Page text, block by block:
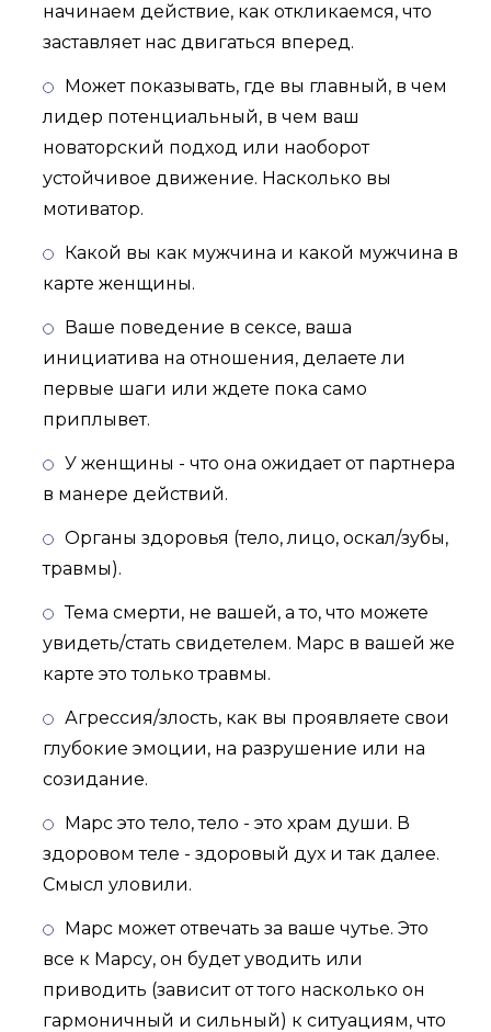
начинаем действие, как откликаемся, что
заставляет нас двигаться вперед.
Может показывать, где вы главный, в чем
лидер потенциальный, в чем ваш
новаторский подход или наоборот
устойчивое движение. Насколько вы
мотиватор.
Какой вы как мужчина и какой мужчина в
карте женщины.
Ваше поведение в сексе, ваша
инициатива на отношения, делаете ли
первые шаги или ждете пока само
приплывет.
У женщины - что она ожидает от партнера
в манере действий.
Органы здоровья (тело, лицо, оскал/зубы,
травмы).
Тема смерти, не вашей, а то, что можете
увидеть/стать свидетелем. Марс в вашей же
карте это только травмы.
Агрессия/злость, как вы проявляете свои
глубокие эмоции, на разрушение или на
созидание.
Марс это тело, тело - это храм души. В
здоровом теле - здоровый дух и так далее.
Смысл уловили.
Марс может отвечать за ваше чутье. Это
все к Марсу, он будет уводить или
приводить (зависит от того насколько он
гармоничный и сильный) к ситуациям, что